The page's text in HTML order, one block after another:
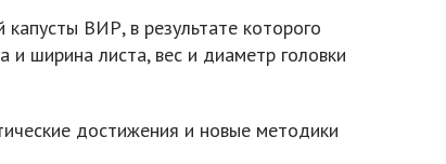
ВИР, в результате которого
ширина листа, вес и диаметр головки
достижения и новые методики